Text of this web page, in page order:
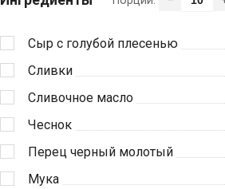
Сыр с голубой плесенью
Сливки
Сливочное масло
Чеснок
Перец черный молотый
Мука